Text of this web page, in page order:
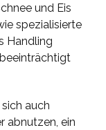
und Eis
spezialisierte
Handling
auch
abnutzen, ein